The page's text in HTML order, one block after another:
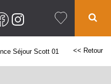
Séjour Scott 01 << Retour